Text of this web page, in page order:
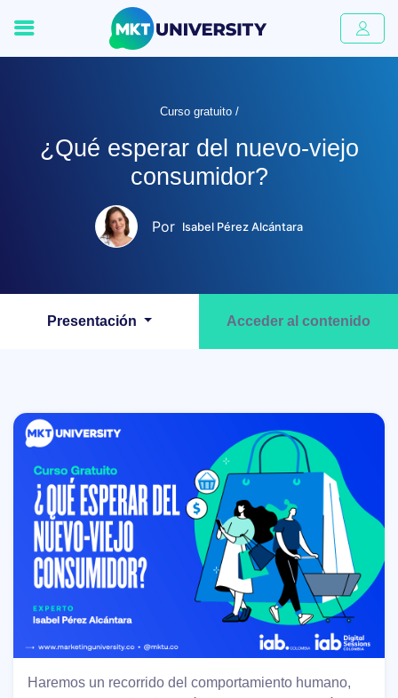
Curso gratuito /
¿Qué esperar del nuevo-viejo
consumidor?
Por Isabel Pérez Alcántara
Presentación Acceder al contenido
Haremos un recorrido del comportamiento humano,